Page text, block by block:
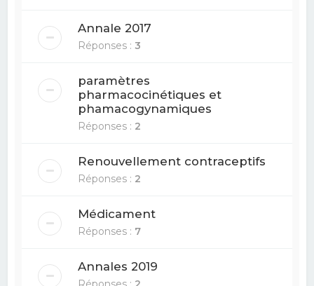
Annale 2017
Réponses :3
paramètres
pharmacocinétiques et
phamacogynamiques
Réponses : 2
Renouvellement contraceptifs
Réponses : 2
Médicament
Réponses : 7
Annales 2019